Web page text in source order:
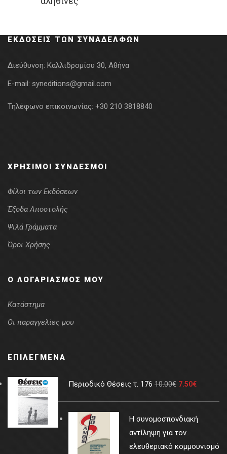
was:
ΕΚΔΌΣΕΙΣ ΤΩΝ ΣΥΝΑΔΈΛΦΩΝ
Διεύθυνση: Καλλιδρομίου 30, Αθήνα
E-mail: syneditions@gmail.com
Τηλέφωνο επικοινωνίας: +30 210 3818840
ΧΡΉΣΙΜΟΙ ΣΎΝΔΕΣΜΟΙ
Φίλοι των Εκδόσεων
Έξοδα Αποστολής
Ψιλά Γράμματα
Όροι Χρήσης
Ο ΛΟΓΑΡΙΑΣΜΌΣ ΜΟΥ
Κατάστημα
Οι παραγγελίες μου
ΕΠΙΛΕΓΜΈΝΑ
Περιοδικό Θέσεις τ. 176 10.00€ 7.50€
Η συνομοσπονδιακή
αντίληψη για τον
ελευθεριακό κομμουνισμό